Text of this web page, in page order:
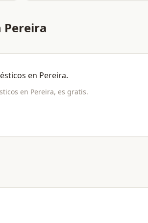
Pereira
en Pereira.
en Pereira, es gratis.